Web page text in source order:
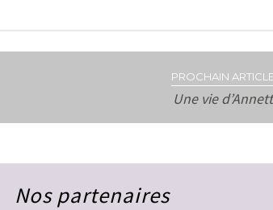
PROCHAIN
Une vie
Nos partenaires